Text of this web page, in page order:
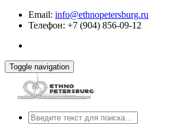
Email: info@ethnopetersburg.ru
Телефон: +7 (904) 856-09-12
Toggle navigation